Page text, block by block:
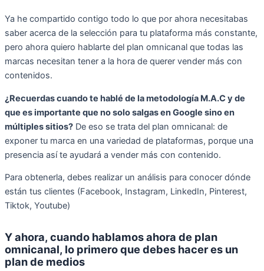
Ya he compartido contigo todo lo que por ahora necesitabas
saber acerca de la selección para tu plataforma más constante,
pero ahora quiero hablarte del plan omnicanal que todas las
marcas necesitan tener a la hora de querer vender más con
contenidos.
¿Recuerdas cuando te hablé de la metodología M.A.C y de
que es importante que no solo salgas en Google sino en
múltiples sitios? De eso se trata del plan omnicanal: de
exponer tu marca en una variedad de plataformas, porque una
presencia así te ayudará a vender más con contenido.
Para obtenerla, debes realizar un análisis para conocer dónde
están tus clientes (Facebook, Instagram, LinkedIn, Pinterest,
Tiktok, Youtube)
Y ahora, cuando hablamos ahora de plan
omnicanal, lo primero que debes hacer es un
plan de medios